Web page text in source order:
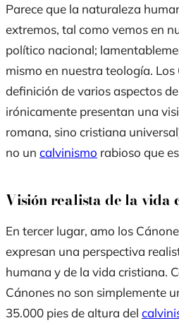
Parece que la naturaleza
extremos, tal como vemos en
político nacional;
mismo en nuestra teología. Los
definición de varios aspectos
irónicamente presentan una
romana, sino cristiana
no un calvinismo rabioso que
Visión realista de la vida
En tercer lugar, amo los
expresan una perspectiva
humana y de la vida cristiana.
Cánones no son simplemente
35.000 pies de altura del